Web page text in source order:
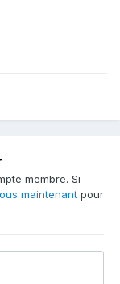
membre. Si
maintenant pour